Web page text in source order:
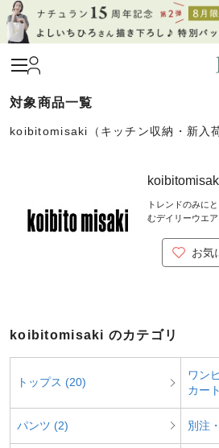
koibitomisaki（キッチン収納・新入
トレンドのみに
むデイリーウエア
お気
koibitomisaki のカテゴリ
トップス (20)
ワン
カー
パンツ (2) 別注